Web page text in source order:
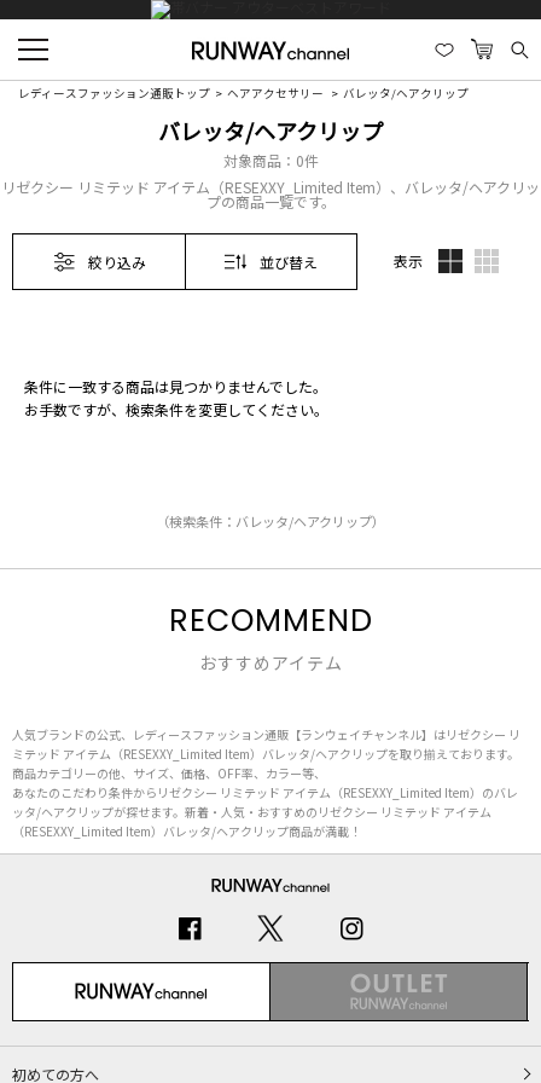
レディースファッション通販トップ ヘアアクセサリー バレッタ/ヘアクリップ
バレッタ/ヘアクリップ
対象商品： 0件
リゼクシー リミテッド アイテム（RESEXXY_Limited Item）、バレッタ/ヘアクリッ
プの商品一覧です。
絞り込み 並び替え 表示
条件に一致する商品は見つかりませんでした。
お手数ですが、検索条件を変更してください。
（検索条件：バレッタ/ヘアクリップ）
RECOMMEND
おすすめアイテム
人気ブランドの公式、レディースファッション通販【ランウェイチャンネル】はリゼクシー リ
ミテッド アイテム（RESEXXY_Limited Item）バレッタ/ヘアクリップを取り揃えております。
商品カテゴリーの他、サイズ、価格、OFF率、カラー等、
あなたのこだわり条件からリゼクシー リミテッド アイテム（RESEXXY_Limited Item）のバレ
ッタ/ヘアクリップが探せます。新着・人気・おすすめのリゼクシー リミテッド アイテム
（RESEXXY_Limited Item）バレッタ/ヘアクリップ商品が満載！
初めての方へ